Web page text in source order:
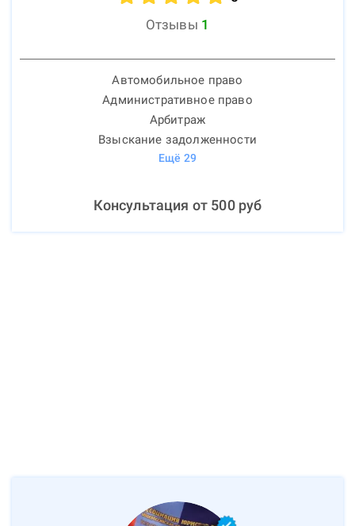
Отзывы 1
Автомобильное право
Административное право
Арбитраж
Взыскание задолженности
Ещё 29
Консультация от 500руб